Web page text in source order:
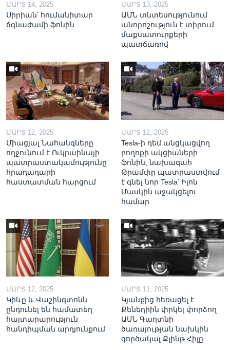
ՄԱՐՏ 14, 2025
Սիրիան՝ հումանիտար
ճգնաժամի ֆոնին
ՄԱՐՏ 13, 2025
ԱՄՆ տնտեսությունում
անորոշություն է տիրում
մաքսատուրքերի
պատճառով
ՄԱՐՏ 12, 2025
Միացյալ Նահանգները
ողջունում է Ուկրաինայի
պատրաստակամությունը
հրադադարի
հաստատման հարցում
ՄԱՐՏ 12, 2025
Tesla-ի դեմ անցկացվող
բողոքի ակցիաների
ֆոնին, նախագահ
Թրամփը պատրաստվում
է գնել նոր Tesla՝ Իլոն
Մասկին աջակցելու
համար
ՄԱՐՏ 12, 2025
Կիևը և Վաշինգտոնն
ընդունել են համատեղ
հայտարարություն
հանդիպման արդյունքում
ՄԱՐՏ 11, 2025
Կյանքից հեռացել է
Քենեդիին փրկել փորձող
ԱՄՆ Գաղտնի
ծառայության նախկին
գործակալ Քլինթ Հիլը